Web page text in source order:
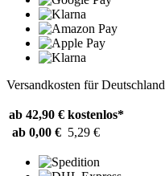
Versandkosten für Deutschland
ab 42,90 € kostenlos*
ab 0,00 € 5,29 €